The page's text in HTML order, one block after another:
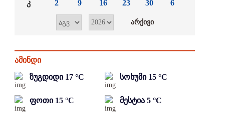
კ 2 9 16 23 30 6
ამინდი
ზუგდიდი 17 °C სოხუმი 15 °C
ფოთი 15 °C მესტია 5 °C